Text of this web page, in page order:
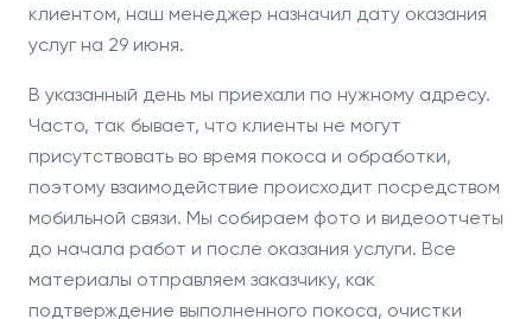
клиентом, наш менеджер назначил дату оказания
услуг на 29 июня.
В указанный день мы приехали по нужному адресу.
Часто, так бывает, что клиенты не могут
присутствовать во время покоса и обработки,
поэтому взаимодействие происходит посредством
мобильной связи. Мы собираем фото и видеоотчеты
до начала работ и после оказания услуги. Все
материалы отправляем заказчику, как
подтверждение выполненного покоса, очистки